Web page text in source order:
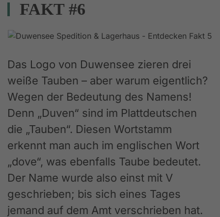
FAKT #6
Das Logo von Duwensee zieren drei
weiße Tauben – aber warum eigentlich?
Wegen der Bedeutung des Namens!
Denn „Duven“ sind im Plattdeutschen
die „Tauben“. Diesen Wortstamm
erkennt man auch im englischen Wort
„dove“, was ebenfalls Taube bedeutet.
Der Name wurde also einst mit V
geschrieben; bis sich eines Tages
jemand auf dem Amt verschrieben hat.